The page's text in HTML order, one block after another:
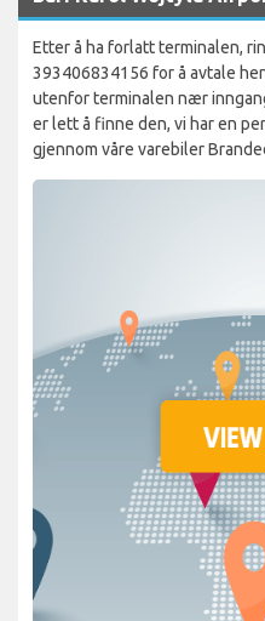
Etter å ha forlatt terminalen,
393406834156 for å avtale
utenfor terminalen nær
er lett å finne den, vi har en
gjennom våre varebiler